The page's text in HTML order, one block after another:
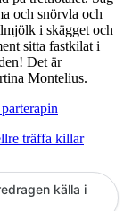
och snörvla och
i skägget och
sitta fastkilat i
Det är
Montelius.
träffa killar
källa i